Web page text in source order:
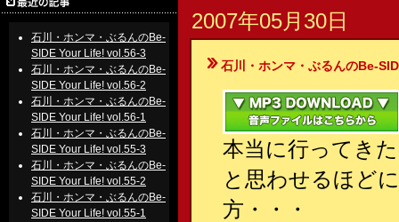
石川・ホンマ・ぶるんのBe-
SIDE Your Life! vol.56-3
石川・ホンマ・ぶるんのBe-
SIDE Your Life! vol.56-2
石川・ホンマ・ぶるんのBe-
SIDE Your Life! vol.56-1
石川・ホンマ・ぶるんのBe-
SIDE Your Life! vol.55-3
石川・ホンマ・ぶるんのBe-
SIDE Your Life! vol.55-2
石川・ホンマ・ぶるんのBe-
SIDE Your Life! vol.55-1
2007年05月30日
石川・ホンマ・ぶるんのBe-
本当に行ってき
と思わせるほど
方・・・